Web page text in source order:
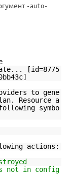
-auto-
[id=8775
to gene
Resource a
symbo
actions:
not in config